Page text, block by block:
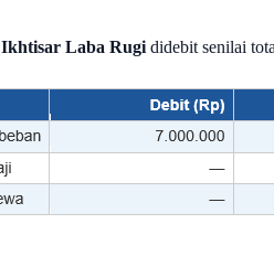
Ikhtisar Laba Rugididebit senilai